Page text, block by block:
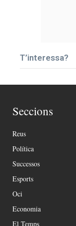
T’interessa?
Seccions
Reus
Política
Successos
Esports
Oci
Economia
El Temps